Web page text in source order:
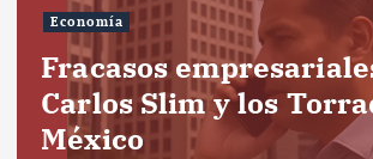
Economía
Fracasos
Carlos Slim y los
México